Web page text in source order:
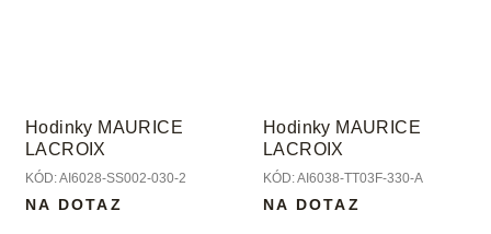
Hodinky MAURICE
LACROIX
KÓD:AI6028-SS002-030-2
NA DOTAZ
Hodinky MAURICE
LACROIX
KÓD:AI6038-TT03F-330-A
NA DOTAZ